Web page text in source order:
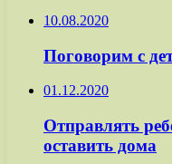
10.08.2020
Поговорим с
01.12.2020
Отправлять
оставить дома